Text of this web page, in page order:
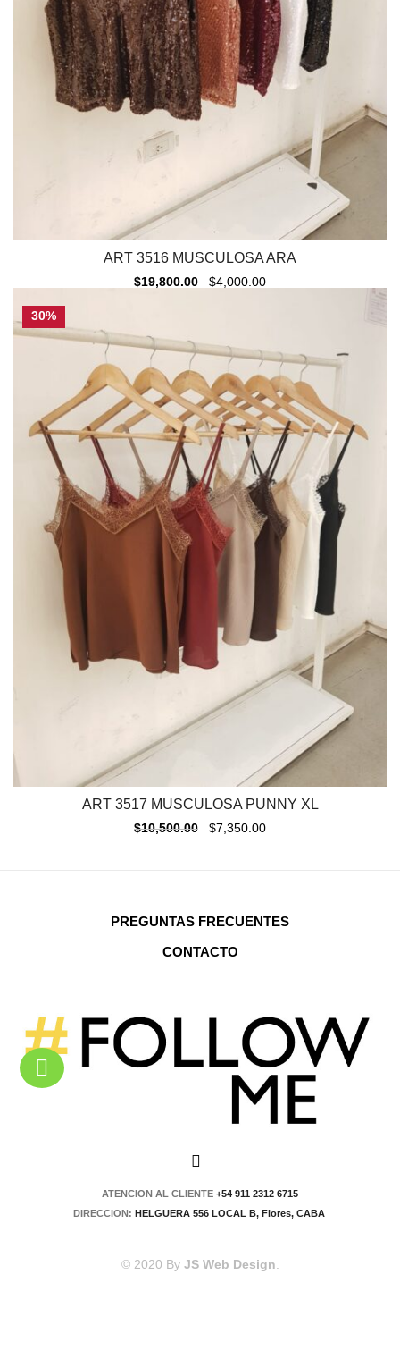
ART 3516 MUSCULOSA ARA
$19,800.00 $4,000.00
30%
ART 3517 MUSCULOSA PUNNY XL
$10,500.00 $7,350.00
PREGUNTAS FRECUENTES
CONTACTO
ATENCION AL CLIENTE +54 911 2312 6715
DIRECCION: HELGUERA 556 LOCAL B, Flores, CABA
© 2020 By JS Web Design